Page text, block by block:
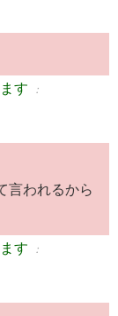
す ：
言われるから
す ：